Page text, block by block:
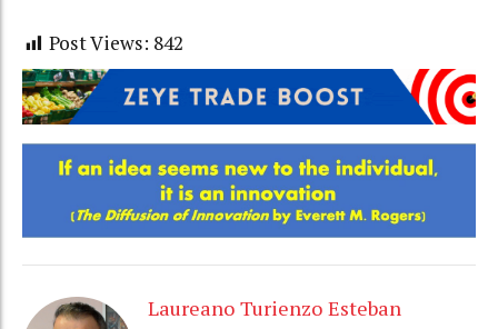
Post Views: 842
Laureano Turienzo Esteban